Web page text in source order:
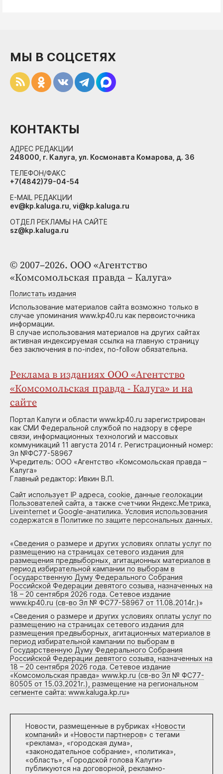
© 2007–2026. ООО «Агентство
«Комсомольская правда – Калуга»
Полистать издания
Использование материалов сайта возможно только в
случае упоминания www.kp40.ru как первоисточника
информации.
В случае использования материалов на других сайтах
активная индексируемая ссылка на главную страницу
без заключения в no-index, no-follow обязательна.
Реклама в изданиях ООО «Агентство
«Комсомольская правда - Калуга» и на
сайте
Портал Калуги и области www.kp40.ru зарегистрирован
как СМИ Федеральной службой по надзору в сфере
связи, информационных технологий и массовых
коммуникаций 11 августа 2014 г. Регистрационный номер:
Эл №ФС77-58967
Учредитель: ООО «Агентство «Комсомольская правда –
Калуга»
Главный редактор: Ивкин В.П.
Сайт использует IP адреса, cookie, данные геолокации
Пользователей сайта, а также счетчики Яндекс.Метрика,
Liveinternet и Google-анатилика. Условия использования
содержатся в Политике по защите персональных данных.
«Сведения о размере и других условиях оплаты услуг по
размещению на страницах сетевого издания для
размещения предвыборных, агитационных материалов в
период избирательной кампании по выборам в
Государственную Думу Федерального Собрания
Российской Федерации девятого созыва, назначенных на
18 – 20 сентября 2026 года. Сетевое издание
www.kp40.ru (св-во Эл № ФС77-58967 от 11.08.2014г.)»
«Сведения о размере и других условиях оплаты услуг по
размещению на страницах сетевого издания для
размещения предвыборных, агитационных материалов в
период избирательной кампании по выборам в
Государственную Думу Федерального Собрания
Российской Федерации девятого созыва, назначенных на
18 – 20 сентября 2026 года. Сетевое издание
«Комсомольская правда» www.kp.ru (св-во Эл № ФС77-
80505 от 15.03.2021г.), размещение на региональном
сегменте сайта: www.kaluga.kp.ru»
Новости, размещенные в рубриках «Новости
компаний» и «Новости партнеров» с тегами
«реклама», «городская дума»,
«законодательное собрание», «политика»,
«область», «Городской голова Калуги»
публикуются на договорной, рекламно-
МЫ В СОЦСЕТЯХ
КОНТАКТЫ
АДРЕС РЕДАКЦИИ
248000, г. Калуга, ул. Космонавта Комарова, д. 36
ТЕЛЕФОН/ФАКС
+7(4842)79-04-54
E-MAIL РЕДАКЦИИ
ev@kp.kaluga.ru, vi@kp.kaluga.ru
ОТДЕЛ РЕКЛАМЫ НА САЙТЕ
sz@kp.kaluga.ru